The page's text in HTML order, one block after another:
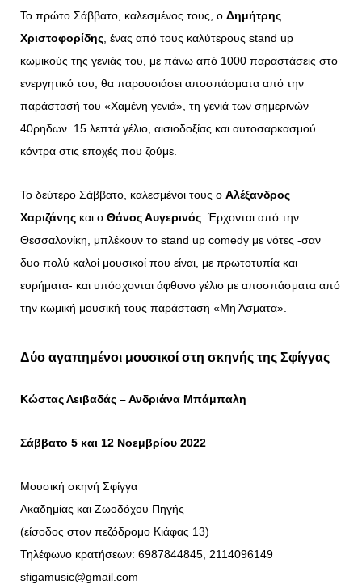
Το πρώτο Σάββατο, καλεσμένος τους, ο Δημήτρης
Χριστοφορίδης , ένας από τους καλύτερους stand up
κωμικούς της γενιάς του, με πάνω από 1000 παραστάσεις στο
ενεργητικό του, θα παρουσιάσει αποσπάσματα από την
παράστασή του «Χαμένη γενιά», τη γενιά των σημερινών
40ρηδων. 15 λεπτά γέλιο, αισιοδοξίας και αυτοσαρκασμού
κόντρα στις εποχές που ζούμε.
To δεύτερο Σάββατο, καλεσμένοι τους ο Αλέξανδρος
Χαριζάνης και ο Θάνος Αυγερινός . Έρχονται από την
Θεσσαλονίκη, μπλέκουν το stand up comedy με νότες -σαν
δυο πολύ καλοί μουσικοί που είναι, με πρωτοτυπία και
ευρήματα- και υπόσχονται άφθονο γέλιο με αποσπάσματα από
την κωμική μουσική τους παράσταση «Μη Άσματα».
Δύο αγαπημένοι μουσικοί στη σκηνής της Σφίγγας
Κώστας Λειβαδάς – Ανδριάνα Μπάμπαλη
Σάββατο 5 και 12 Νοεμβρίου 2022
Μουσική σκηνή Σφίγγα
Ακαδημίας και Ζωοδόχου Πηγής
(είσοδος στον πεζόδρομο Κιάφας 13)
Τηλέφωνο κρατήσεων: 6987844845, 2114096149
sfigamusic@gmail.com